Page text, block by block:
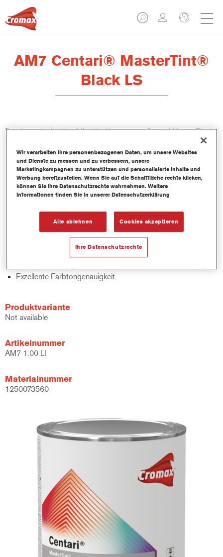
AM7 Centari® MasterTint®
Black LS
Das lösemittelhaltige Mischlackkonzentrat Centari MasterTint ist
Teil des Centari Decklack- und Basislack-Systems.
Produktmerkmale
Unverwechselbares, Vielseitiges und einfach zu
handhabenes Reparaturlacksystem.
Ein Mischbanksystem liefert alle lösemittelbasierenden
Lackqualitäten-medium - und high Solid Decklacke und
Basislacke.
Schnelle Bestandskontrolle.
Schnelle Materialverwaltung.
Spart Lagerplatz.
Exzellente Farbtongenauigkeit.
Produktvariante
Not available
Artikelnummer
AM7 1.00 LI
Materialnummer
1250073560
Wir verarbeiten Ihre personenbezogenen Daten, um unsere Websites
und Dienste zu messen und zu verbessern, unsere
Marketingkampagnen zu unterstützen und personalisierte Inhalte und
Werbung bereitzustellen. Wenn Sie auf die Schaltfläche rechts klicken,
können Sie Ihre Datenschutzrechte wahrnehmen. Weitere
Informationen finden Sie in unserer Datenschutzerklärung
Alle ablehnen Cookies akzeptieren
Ihre Datenschutzrechte